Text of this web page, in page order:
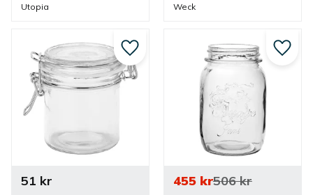
glasburkar med tappkran.
Utopia
användas för servering,
Weck
51 kr
Lägg till i favoriter
455kr506kr
Lägg